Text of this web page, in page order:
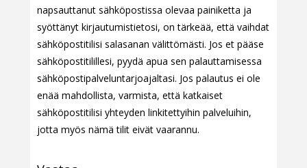
napsauttanut sähköpostissa olevaa painiketta ja
syöttänyt kirjautumistietosi, on tärkeää, että vaihdat
sähköpostitilisi salasanan välittömästi. Jos et pääse
sähköpostitilillesi, pyydä apua sen palauttamisessa
sähköpostipalveluntarjoajaltasi. Jos palautus ei ole
enää mahdollista, varmista, että katkaiset
sähköpostitilisi yhteyden linkitettyihin palveluihin,
jotta myös nämä tilit eivät vaarannu.